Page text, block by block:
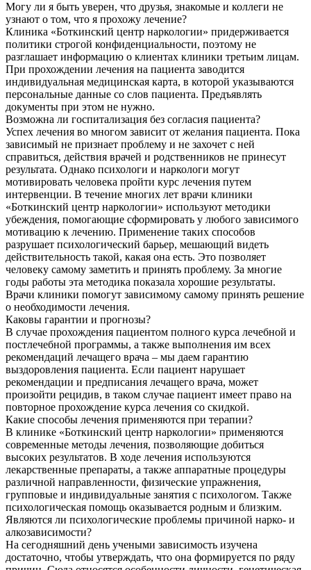
Могу ли я быть уверен, что друзья, знакомые и коллеги не
узнают о том, что я прохожу лечение?
Клиника «Боткинский центр наркологии» придерживается
политики строгой конфиденциальности, поэтому не
разглашает информацию о клиентах клиники третьим лицам.
При прохождении лечения на пациента заводится
индивидуальная медицинская карта, в которой указываются
персональные данные со слов пациента. Предъявлять
документы при этом не нужно.
Возможна ли госпитализация без согласия пациента?
Успех лечения во многом зависит от желания пациента. Пока
зависимый не признает проблему и не захочет с ней
справиться, действия врачей и родственников не принесут
результата. Однако психологи и наркологи могут
мотивировать человека пройти курс лечения путем
интервенции. В течение многих лет врачи клиники
«Боткинский центр наркологии» используют методики
убеждения, помогающие сформировать у любого зависимого
мотивацию к лечению. Применение таких способов
разрушает психологический барьер, мешающий видеть
действительность такой, какая она есть. Это позволяет
человеку самому заметить и принять проблему. За многие
годы работы эта методика показала хорошие результаты.
Врачи клиники помогут зависимому самому принять решение
о необходимости лечения.
Каковы гарантии и прогнозы?
В случае прохождения пациентом полного курса лечебной и
постлечебной программы, а также выполнения им всех
рекомендаций лечащего врача – мы даем гарантию
выздоровления пациента. Если пациент нарушает
рекомендации и предписания лечащего врача, может
произойти рецидив, в таком случае пациент имеет право на
повторное прохождение курса лечения со скидкой.
Какие способы лечения применяются при терапии?
В клинике «Боткинский центр наркологии» применяются
современные методы лечения, позволяющие добиться
высоких результатов. В ходе лечения используются
лекарственные препараты, а также аппаратные процедуры
различной направленности, физические упражнения,
групповые и индивидуальные занятия с психологом. Также
психологическая помощь оказывается родным и близким.
Являются ли психологические проблемы причиной нарко- и
алкозависимости?
На сегодняшний день учеными зависимость изучена
достаточно, чтобы утверждать, что она формируется по ряду